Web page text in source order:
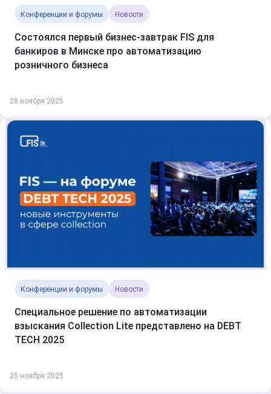
Конференции и форумы Новости
Состоялся первый бизнес-завтрак FIS для
банкиров в Минске про автоматизацию
розничного бизнеса
28 ноября 2025
Конференции и форумы Новости
Специальное решение по автоматизации
взыскания Collection Lite представлено на DEBT
TECH 2025
25 ноября 2025